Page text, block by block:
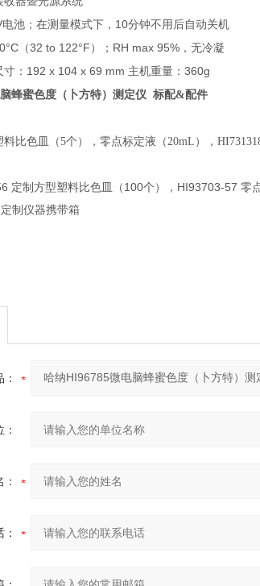
电池；在测量模式下， 10分钟不用后自动关机
（32 to 122°F）；RH max 95%，无冷凝
： 192 x 104 x 69 mm 主机重量：360g
蜂蜜色度（卜方特）测定仪 标配&配件
比色皿（5个），零点标定液（20mL），
定制方型塑料比色皿（100个），HI93703-57
制仪器携带箱